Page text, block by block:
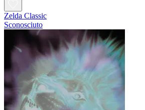
Zelda Classic
Sconosciuto